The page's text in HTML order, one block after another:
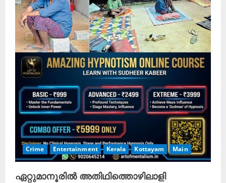
Crime Entertainment Kerala Kottayam Main
ഏറ്റുമാനൂരിൽ അതിഥിത്തൊഴിലാളി